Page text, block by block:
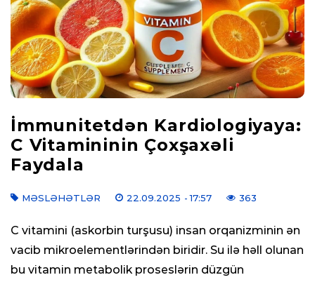
İmmunitetdən Kardiologiyaya:
C Vitamininin Çoxşaxəli
Faydala
MƏSLƏHƏTLƏR 22.09.2025 - 17:57 363
C vitamini (askorbin turşusu) insan orqanizminin ən
vacib mikroelementlərindən biridir. Su ilə həll olunan
bu vitamin metabolik proseslərin düzgün